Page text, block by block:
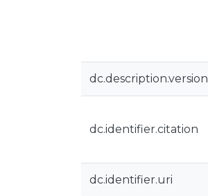
dc.description.version
dc.identifier.citation
dc.identifier.uri